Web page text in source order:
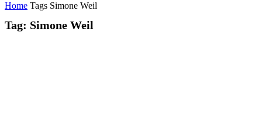
Home Tags Simone Weil
Tag: Simone Weil